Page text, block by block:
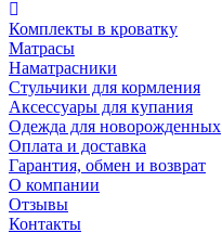
Комплекты в кроватку
Матрасы
Наматрасники
Стульчики для кормления
Аксессуары для купания
Одежда для новорожденных
Оплата и доставка
Гарантия, обмен и возврат
О компании
Отзывы
Контакты